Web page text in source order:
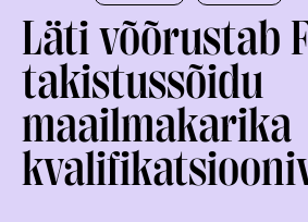
Väärtused Ja Visioon
Juhatus
Juhatuse Ja Üldkogu Protokollid
ERL-I Põhikiri
Arengukava
Ratsaspordialad
TAKISTUSSÕIT
Regulatsioonid
Võistluskalender
Tule ratsutama
LAPSEVANEMALE
Läti võõrustab
takistussõidu
maailmakarika